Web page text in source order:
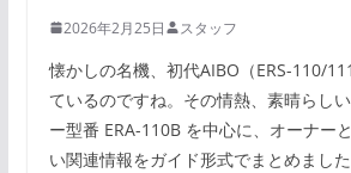
2026年2月25日 スタッフ
懐かしの名機、初代AIBO（ERS-110/
ているのですね。その情熱、素晴らし
ー型番 ERA-110B を中心に、オーナー
い関連情報をガイド形式でまとめまし